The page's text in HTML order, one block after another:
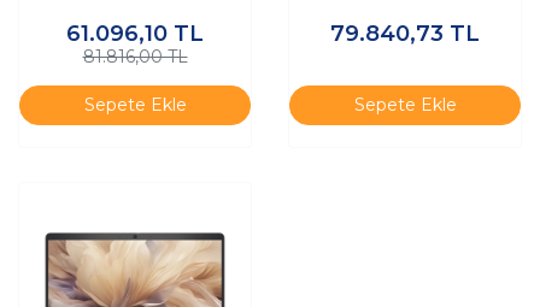
RTX3050 15.6" DOS
61.096,10 TL
81.816,00 TL
Sepete Ekle
Free Dos Dizüstü Bilgisayar
79.840,73 TL
Sepete Ekle